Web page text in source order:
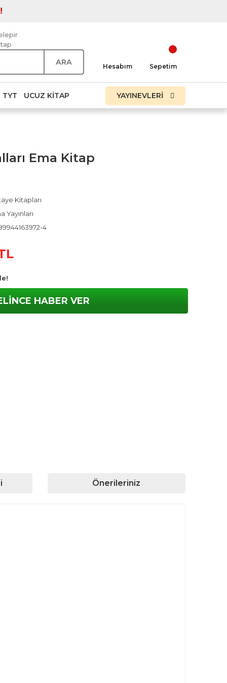
ARA Hesabım Sepetim
TYT UCUZ KITAP YAYINEVLERİ
Ema Kitap
Kitapları
Yayınları
4
HABER VER
Önerileriniz